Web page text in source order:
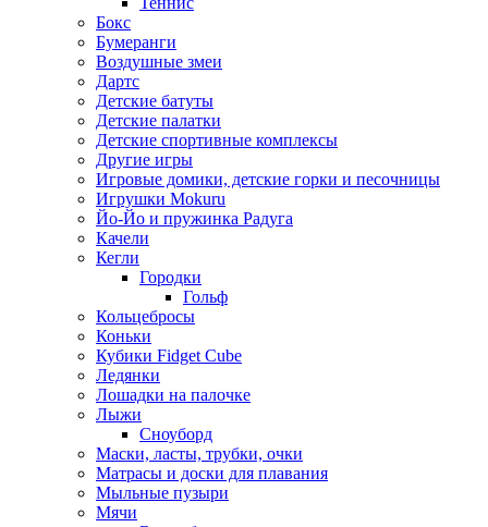
Бокс
Бумеранги
Воздушные змеи
Дартс
Детские батуты
Детские палатки
Детские спортивные комплексы
Другие игры
Игровые домики, детские горки и песочницы
Игрушки Mokuru
Йо-Йо и пружинка Радуга
Качели
Кегли
Городки
Гольф
Кольцебросы
Коньки
Кубики Fidget Cube
Ледянки
Лошадки на палочке
Лыжи
Сноуборд
Маски, ласты, трубки, очки
Матрасы и доски для плавания
Мыльные пузыри
Мячи